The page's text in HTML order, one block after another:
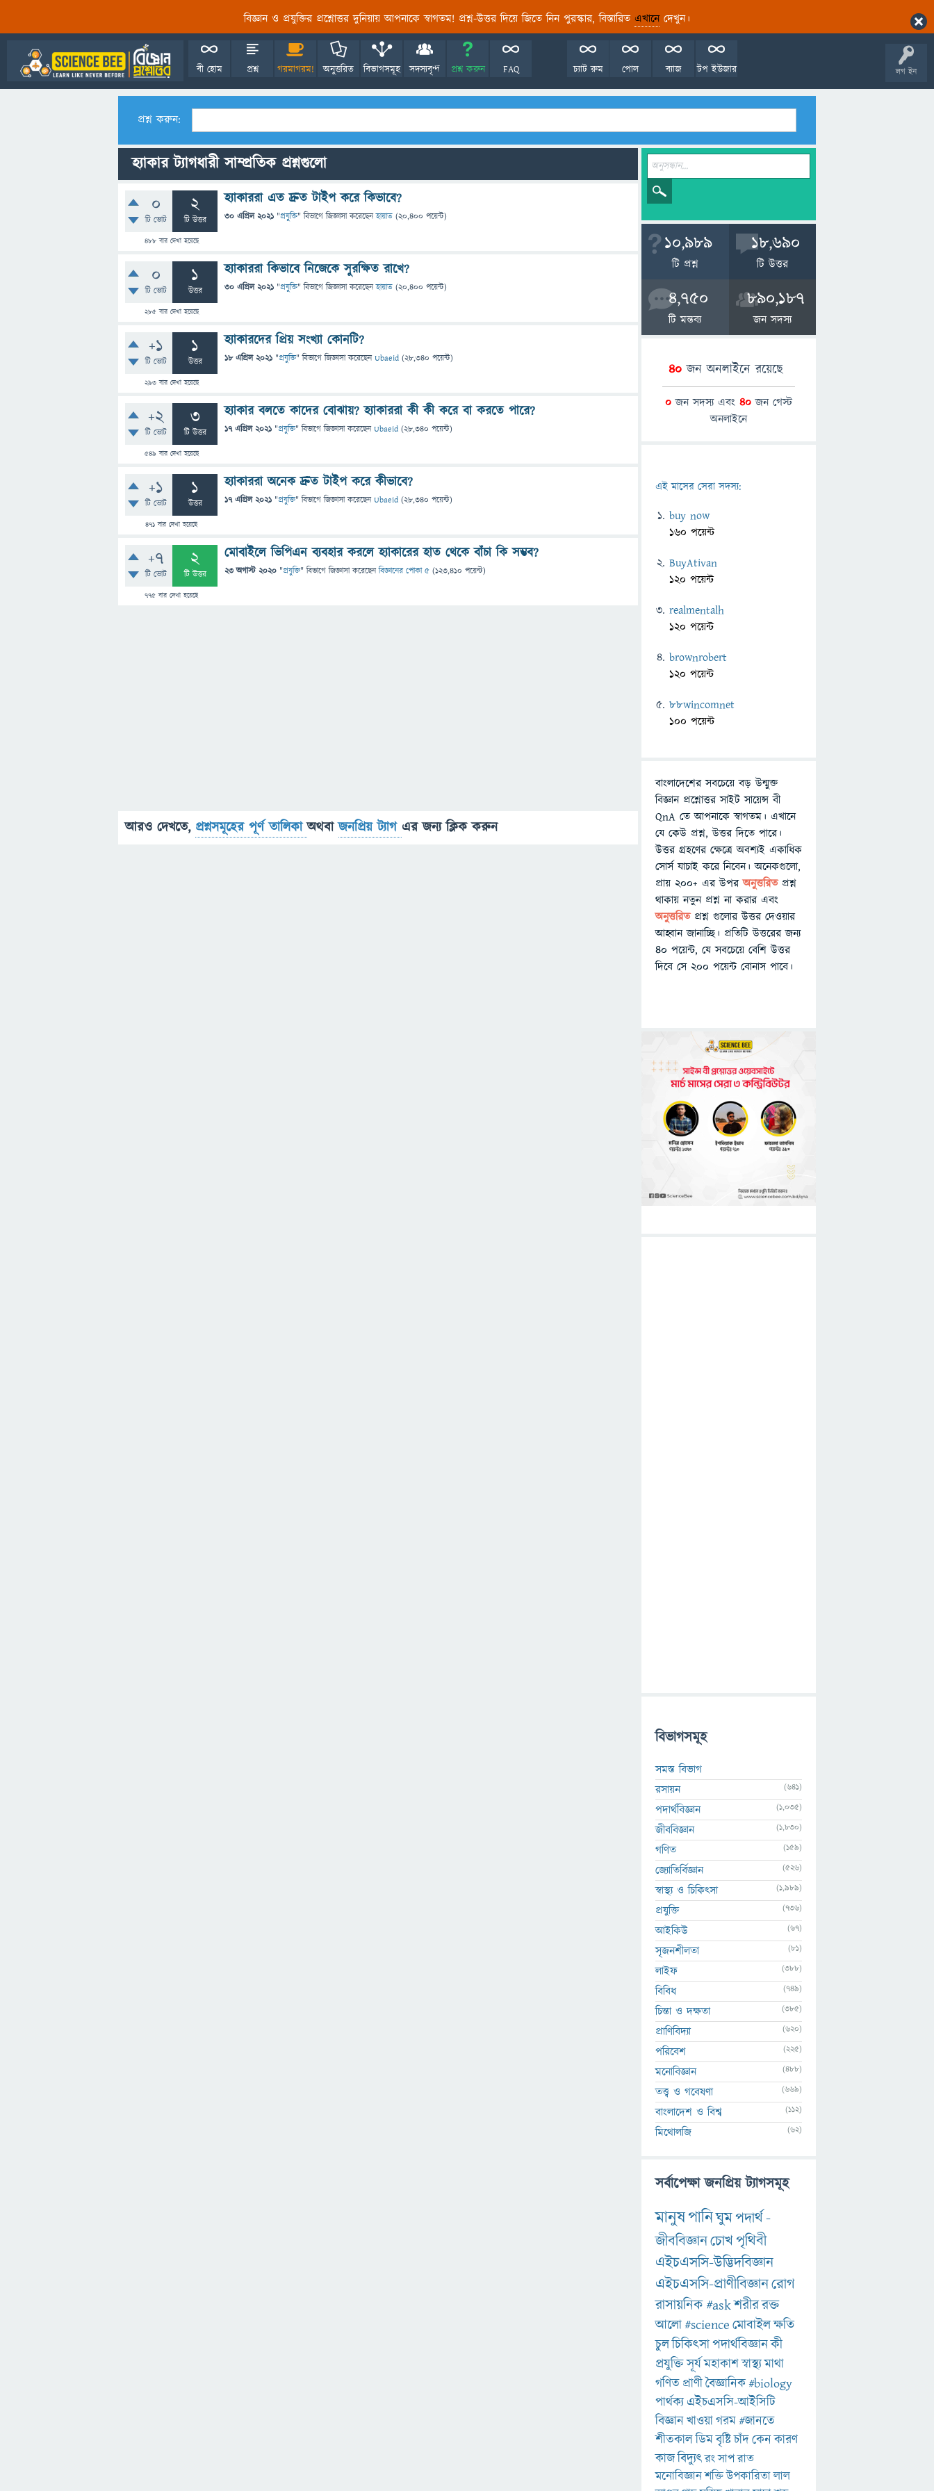
বিজ্ঞান ও প্রযুক্তির প্রশ্নোত্তর দুনিয়ায় আপনাকে স্বাগতম! প্রশ্ন-উত্তর দিয়ে জিতে নিন পুরস্কার, বিস্তারিত এখানেদেখুন।
লগ ইন
বী হোম প্রশ্ন গরমাগরম! অনুত্তরিত বিভাগসমূহ সদস্যবৃন্দ প্রশ্ন করুন FAQ টপ ইউজার
ব্যাজ
পোল
চ্যাট রুম
প্রশ্ন করুন:
হ্যাকার ট্যাগধারী সাম্প্রতিক প্রশ্নগুলো
0
টি ভোট
2
টি উত্তর
488বার দেখা হয়েছে
হ্যাকাররা এত দ্রুত টাইপ করে কিভাবে?
30 এপ্রিল 2021 "প্রযুক্তি" বিভাগে জিজ্ঞাসাকরেছেনহায়াত (20,400 পয়েন্ট)
0
টি ভোট
1
উত্তর
285বার দেখা হয়েছে
হ্যাকাররা কিভাবে নিজেকে সুরক্ষিত রাখে?
30 এপ্রিল 2021 "প্রযুক্তি" বিভাগে জিজ্ঞাসাকরেছেনহায়াত (20,400 পয়েন্ট)
+1
টি ভোট
1
উত্তর
293বার দেখা হয়েছে
হ্যাকারদের প্রিয় সংখ্যা কোনটি?
18 এপ্রিল 2021 "প্রযুক্তি" বিভাগে জিজ্ঞাসাকরেছেনUbaeid (28,340 পয়েন্ট)
+2
টি ভোট
3
টি উত্তর
549 বার দেখা হয়েছে
হ্যাকার বলতে কাদের বোঝায়? হ্যাকাররা কী কী করে বা করতে পারে?
17 এপ্রিল 2021 "প্রযুক্তি" বিভাগে জিজ্ঞাসাকরেছেনUbaeid (28,340 পয়েন্ট)
+1
টি ভোট
1
উত্তর
471 বার দেখা হয়েছে
হ্যাকাররা অনেক দ্রুত টাইপ করে কীভাবে?
17 এপ্রিল 2021 "প্রযুক্তি" বিভাগে জিজ্ঞাসাকরেছেনUbaeid (28,340 পয়েন্ট)
+7
টি ভোট
2
টি উত্তর
775 বার দেখা হয়েছে
মোবাইলে ভিপিএন ব্যবহার করলে হ্যাকারের হাত থেকে বাঁচা কি সম্ভব?
23 অগাস্ট 2020 "প্রযুক্তি" বিভাগে জিজ্ঞাসাকরেছেনবিজ্ঞানের পোকা ৫ (123,410 পয়েন্ট)
আরও দেখতে, প্রশ্নসমূহের পূর্ণ তালিকাঅথবাজনপ্রিয় ট্যাগ এর জন্য ক্লিক করুন
10,989
টি প্রশ্ন
18,690
টি উত্তর
4,750
টি মন্তব্য
890,187
জন সদস্য
40 জন অনলাইনে রয়েছে
0 জন সদস্য এবং 40 জন গেস্ট
অনলাইনে
এই মাসের সেরা সদস্য:
buy now
160 পয়েন্ট
BuyAtivan
120 পয়েন্ট
realmentalh
120 পয়েন্ট
brownrobert
120 পয়েন্ট
88wincomnet
100 পয়েন্ট
বাংলাদেশের সবচেয়ে বড় উন্মুক্ত
বিজ্ঞান প্রশ্নোত্তর সাইট সায়েন্স বী
QnA তে আপনাকে স্বাগতম। এখানে
যে কেউ প্রশ্ন, উত্তর দিতে পারে।
উত্তর গ্রহণের ক্ষেত্রে অবশ্যই একাধিক
সোর্স যাচাই করে নিবেন। অনেকগুলো,
প্রায় ২০০+ এর উপরঅনুত্তরিতপ্রশ্ন
থাকায় নতুন প্রশ্ন না করার এবং
অনুত্তরিত প্রশ্ন গুলোর উত্তর দেওয়ার
আহ্বান জানাচ্ছি। প্রতিটি উত্তরের জন্য
৪০ পয়েন্ট, যে সবচেয়ে বেশি উত্তর
দিবে সে ২০০ পয়েন্ট বোনাস পাবে।
বিভাগসমূহ
সমস্ত বিভাগ
রসায়ন
(641)
পদার্থবিজ্ঞান (1,035)
জীববিজ্ঞান (1,830)
গণিত (159)
জ্যোতির্বিজ্ঞান (526)
স্বাস্থ্য ও চিকিৎসা (1,989)
প্রযুক্তি (736)
আইকিউ (67)
সৃজনশীলতা (81)
লাইফ (388)
বিবিধ (749)
চিন্তা ও দক্ষতা (385)
প্রাণিবিদ্যা (620)
পরিবেশ (225)
মনোবিজ্ঞান (488)
তত্ত্ব ও গবেষণা (669)
বাংলাদেশ ও বিশ্ব (112)
মিথোলজি (62)
সর্বাপেক্ষা জনপ্রিয় ট্যাগসমূহ
মানুষপানিঘুমপদার্থ-
জীববিজ্ঞানচোখপৃথিবী
এইচএসসি-উদ্ভিদবিজ্ঞান
এইচএসসি-প্রাণীবিজ্ঞানরোগ
রাসায়নিক#askশরীররক্ত
আলো#scienceমোবাইলক্ষতি
চুলচিকিৎসাপদার্থবিজ্ঞানকী
প্রযুক্তিসূর্যমহাকাশস্বাস্থ্যমাথা
গণিত প্রাণীবৈজ্ঞানিক#biology
পার্থক্য এইচএসসি-আইসিটি
বিজ্ঞানখাওয়াগরম#জানতে
শীতকালডিমবৃষ্টিচাঁদকেনকারণ
কাজবিদ্যুৎরংসাপরাত
মনোবিজ্ঞানশক্তিউপকারিতালাল